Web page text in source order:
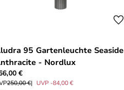
95 Gartenleuchte Seaside
- Nordlux
€
250,00 € UVP -84,00 €